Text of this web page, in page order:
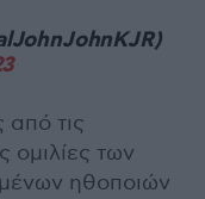
από τις
ομιλίες των
ηθοποιών